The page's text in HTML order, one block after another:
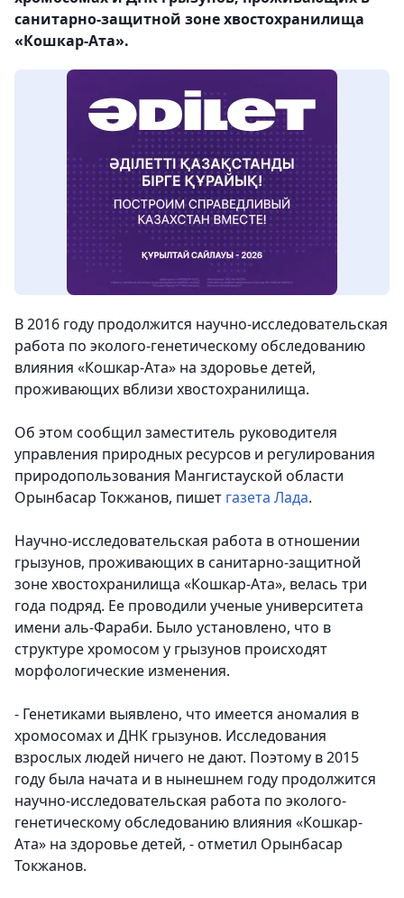
санитарно-защитной зоне хвостохранилища
«Кошкар-Ата».
В 2016 году продолжится научно-исследовательская
работа по эколого-генетическому обследованию
влияния «Кошкар-Ата» на здоровье детей,
проживающих вблизи хвостохранилища.
Об этом сообщил заместитель руководителя
управления природных ресурсов и регулирования
природопользования Мангистауской области
Орынбасар Токжанов, пишет газета Лада.
Научно-исследовательская работа в отношении
грызунов, проживающих в санитарно-защитной
зоне хвостохранилища «Кошкар-Ата», велась три
года подряд. Ее проводили ученые университета
имени аль-Фараби. Было установлено, что в
структуре хромосом у грызунов происходят
морфологические изменения.
- Генетиками выявлено, что имеется аномалия в
хромосомах и ДНК грызунов. Исследования
взрослых людей ничего не дают. Поэтому в 2015
году была начата и в нынешнем году продолжится
научно-исследовательская работа по эколого-
генетическому обследованию влияния «Кошкар-
Ата» на здоровье детей, - отметил Орынбасар
Токжанов.